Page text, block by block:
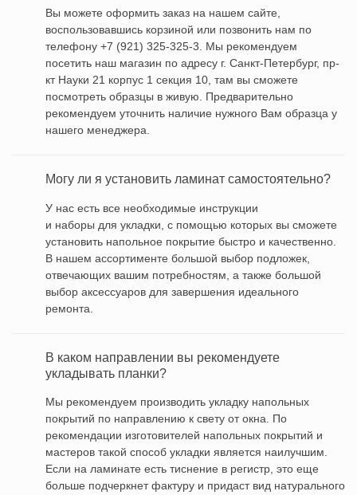
Вы можете оформить заказ на нашем сайте,
воспользовавшись корзиной или позвонить нам по
телефону +7 (921) 325-325-3. Мы рекомендуем
посетить наш магазин по адресу г. Санкт-Петербург, пр-
кт Науки 21 корпус 1 секция 10, там вы сможете
посмотреть образцы в живую. Предварительно
рекомендуем уточнить наличие нужного Вам образца у
нашего менеджера.
Могу ли я установить ламинат самостоятельно?
У нас есть все необходимые инструкции
и наборы для укладки, с помощью которых вы сможете
установить напольное покрытие быстро и качественно.
В нашем ассортименте большой выбор подложек,
отвечающих вашим потребностям, а также большой
выбор аксессуаров для завершения идеального
ремонта.
В каком направлении вы рекомендуете
укладывать планки?
Мы рекомендуем производить укладку напольных
покрытий по направлению к свету от окна. По
рекомендации изготовителей напольных покрытий и
мастеров такой способ укладки является наилучшим.
Если на ламинате есть тиснение в регистр, это еще
больше подчеркнет фактуру и придаст вид натурального